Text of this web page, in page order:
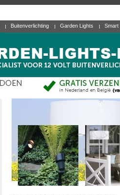
Buitenverlichting Garden Lights Smart